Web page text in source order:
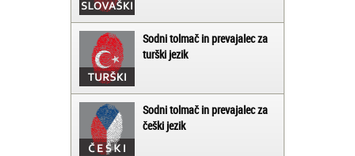
Sodni tolmač in prevajalec za
turški jezik
Sodni tolmač in prevajalec za
češki jezik